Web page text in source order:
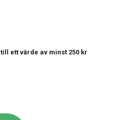
till ett värde av minst 250 kr